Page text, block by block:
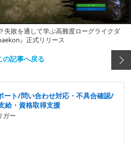
失敗を通して学ぶ高難度ローグライクダ
』正式リリース
の記事へ戻る
ート/問い合わせ対応・不具合確認/
給・資格取得支援
ガー